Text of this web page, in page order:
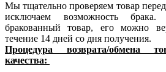
Мы тщательно проверяем товар
исключаем возможность
бракованный товар, его можно
течение 14 дней со дня получения.
Процедура возврата/обмена
качества: